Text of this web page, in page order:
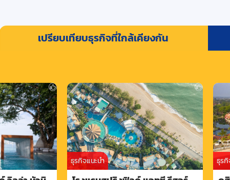
เปรียบเทียบธุรกิจที่ใกล้เคียงกัน
ธุรกิจแนะนำ ธุรกิ